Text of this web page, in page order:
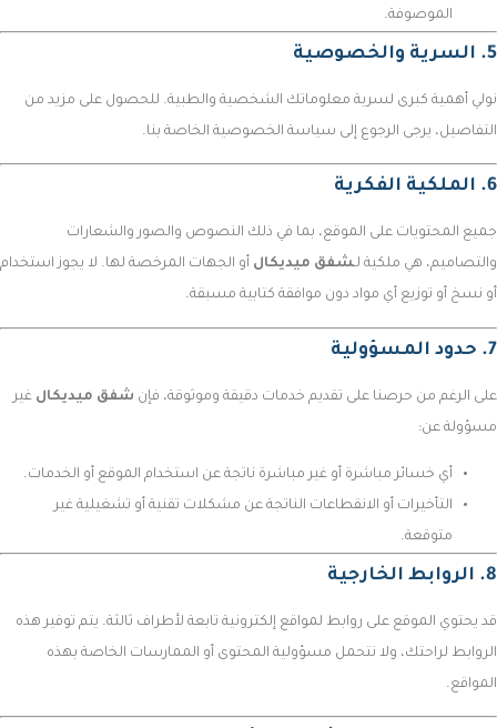
الموصوفة.
5. السرية والخصوصية
نولي أهمية كبرى لسرية معلوماتك الشخصية والطبية. للحصول على مزيد من
التفاصيل، يرجى الرجوع إلى سياسة الخصوصية الخاصة بنا.
6. الملكية الفكرية
جميع المحتويات على الموقع، بما في ذلك النصوص والصور والشعارات
والتصاميم، هي ملكية لـشفق ميديكال أو الجهات المرخصة لها. لا يجوز استخدام
أو نسخ أو توزيع أي مواد دون موافقة كتابية مسبقة.
7. حدود المسؤولية
على الرغم من حرصنا على تقديم خدمات دقيقة وموثوقة، فإن شفق ميديكال غير
مسؤولة عن:
أي خسائر مباشرة أو غير مباشرة ناتجة عن استخدام الموقع أو الخدمات.
التأخيرات أو الانقطاعات الناتجة عن مشكلات تقنية أو تشغيلية غير
متوقعة.
8. الروابط الخارجية
قد يحتوي الموقع على روابط لمواقع إلكترونية تابعة لأطراف ثالثة. يتم توفير هذه
الروابط لراحتك، ولا نتحمل مسؤولية المحتوى أو الممارسات الخاصة بهذه
المواقع.